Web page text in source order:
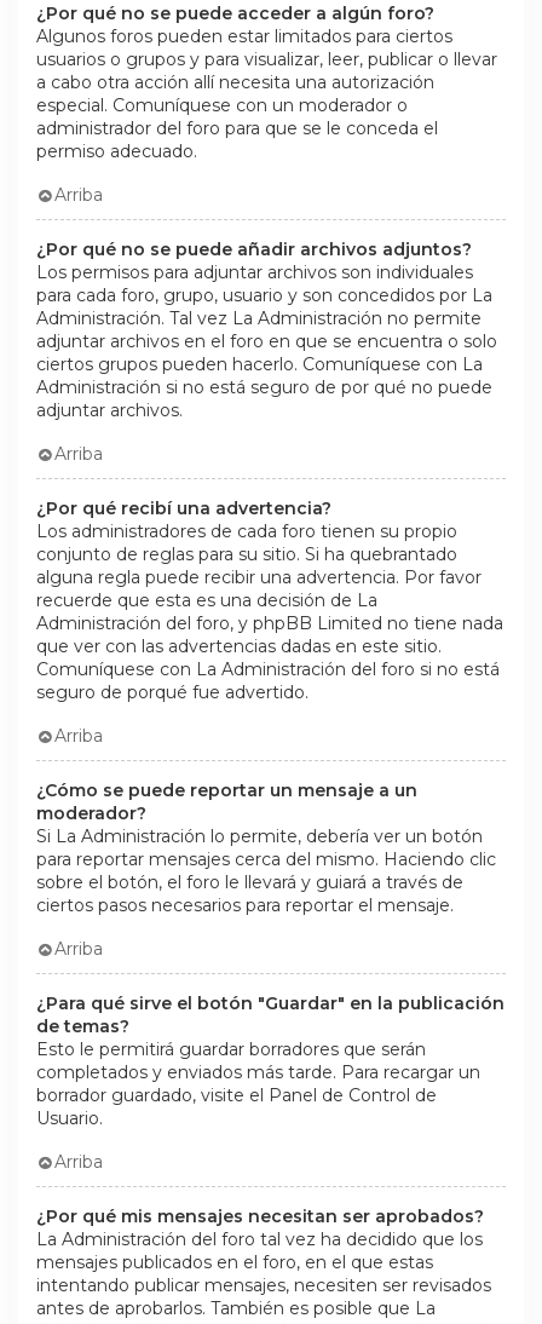
¿Por qué no se puede acceder a algún foro?
Algunos foros pueden estar limitados para ciertos
usuarios o grupos y para visualizar, leer, publicar o llevar
a cabo otra acción allí necesita una autorización
especial. Comuníquese con un moderador o
administrador del foro para que se le conceda el
permiso adecuado.
Arriba
¿Por qué no se puede añadir archivos adjuntos?
Los permisos para adjuntar archivos son individuales
para cada foro, grupo, usuario y son concedidos por La
Administración. Tal vez La Administración no permite
adjuntar archivos en el foro en que se encuentra o solo
ciertos grupos pueden hacerlo. Comuníquese con La
Administración si no está seguro de por qué no puede
adjuntar archivos.
Arriba
¿Por qué recibí una advertencia?
Los administradores de cada foro tienen su propio
conjunto de reglas para su sitio. Si ha quebrantado
alguna regla puede recibir una advertencia. Por favor
recuerde que esta es una decisión de La
Administración del foro, y phpBB Limited no tiene nada
que ver con las advertencias dadas en este sitio.
Comuníquese con La Administración del foro si no está
seguro de porqué fue advertido.
Arriba
¿Cómo se puede reportar un mensaje a un
moderador?
Si La Administración lo permite, debería ver un botón
para reportar mensajes cerca del mismo. Haciendo clic
sobre el botón, el foro le llevará y guiará a través de
ciertos pasos necesarios para reportar el mensaje.
Arriba
¿Para qué sirve el botón "Guardar" en la publicación
de temas?
Esto le permitirá guardar borradores que serán
completados y enviados más tarde. Para recargar un
borrador guardado, visite el Panel de Control de
Usuario.
Arriba
¿Por qué mis mensajes necesitan ser aprobados?
La Administración del foro tal vez ha decidido que los
mensajes publicados en el foro, en el que estas
intentando publicar mensajes, necesiten ser revisados
antes de aprobarlos. También es posible que La